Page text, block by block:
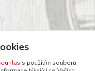
s použitím souborů